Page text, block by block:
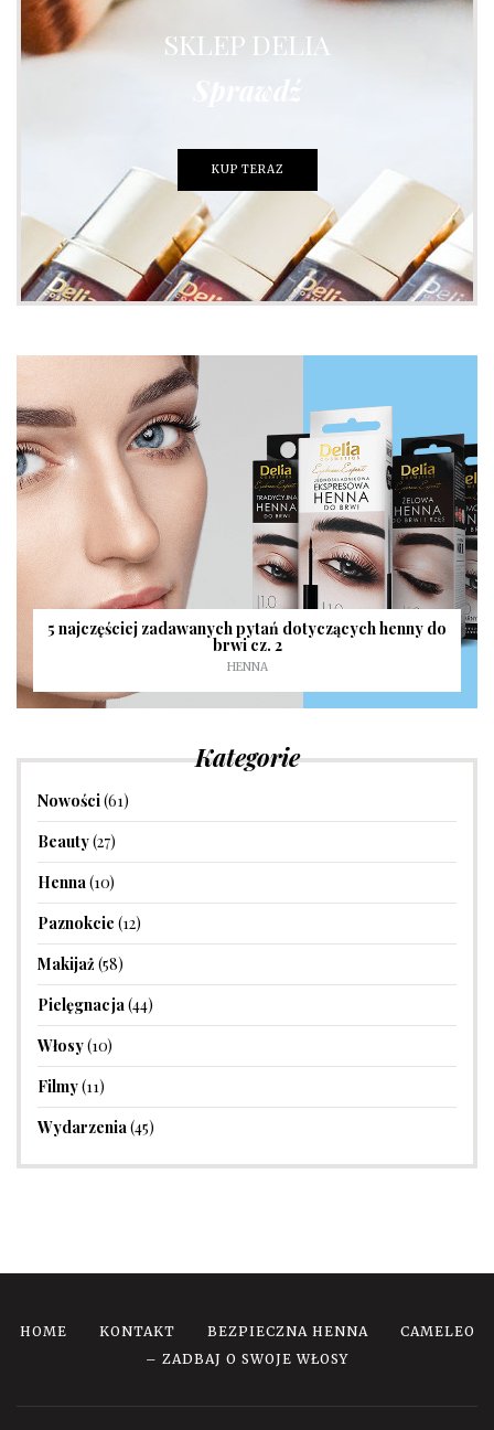
SKLEP DELIA
KUP TERAZ
5 najczęściej zadawanych pytań dotyczących henny do
brwi cz. 2
HENNA
Kategorie
Nowości(61)
Beauty(27)
Henna (10)
Paznokcie (12)
Makijaż (58)
Pielęgnacja (44)
Włosy(10)
Filmy(11)
Wydarzenia (45)
HOME KONTAKT BEZPIECZNA HENNA
CAMELEO
– ZADBAJ O SWOJE WŁOSY